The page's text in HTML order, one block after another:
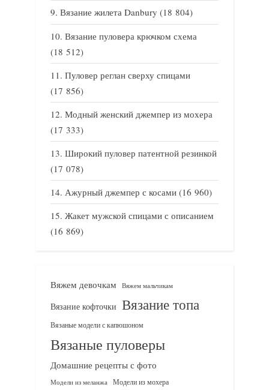
Вязание жилета Danbury (18 804)
Вязание пуловера крючком схема
(18 512)
Пуловер реглан сверху спицами
(17 856)
Модный женский джемпер из мохера
(17 333)
Широкий пуловер патентной резинкой
(17 078)
Ажурный джемпер с косами (16 960)
Жакет мужской спицами с описанием
(16 869)
Вяжем девочкам Вяжем мальчикам
Вязание кофточки Вязание топа
Вязаные модели с капюшоном
Вязаные пуловеры
Домашние рецепты с фото
Модели из меланжа Модели из мохера